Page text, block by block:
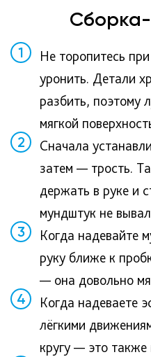
1
Не торопитесь
уронить. Детали
разбить, поэтому
мягкой
2
Сначала
затем — трость.
держать в руке и
мундштук не
3
Когда надевайте
руку ближе к
— она довольно
4
Когда надеваете
лёгкими
кругу — это также